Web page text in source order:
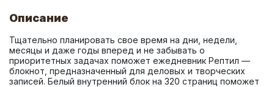
Описание
Тщательно планировать свое время на дни, недели,
месяцы и даже годы вперед и не забывать о
приоритетных задачах поможет ежедневник Рептил —
блокнот, предназначенный для деловых и творческих
записей. Белый внутренний блок на 320 страниц поможет